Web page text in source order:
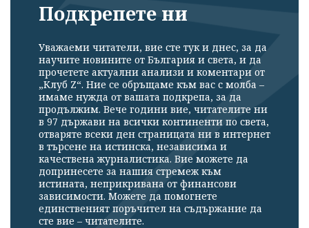
Подкрепете ни
Уважаеми читатели, вие сте тук и днес, за да
научите новините от България и света, и да
прочетете актуални анализи и коментари от
„Клуб Z“. Ние се обръщаме към вас с молба –
имаме нужда от вашата подкрепа, за да
продължим. Вече години вие, читателите ни
в 97 държави на всички континенти по света,
отваряте всеки ден страницата ни в интернет
в търсене на истинска, независима и
качествена журналистика. Вие можете да
допринесете за нашия стремеж към
истината, неприкривана от финансови
зависимости. Можете да помогнете
единственият поръчител на съдържание да
сте вие – читателите.